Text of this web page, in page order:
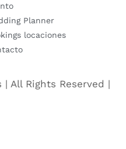
Planner
locaciones
All Rights Reserved |